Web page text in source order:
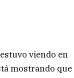
viendo en
mostrando que